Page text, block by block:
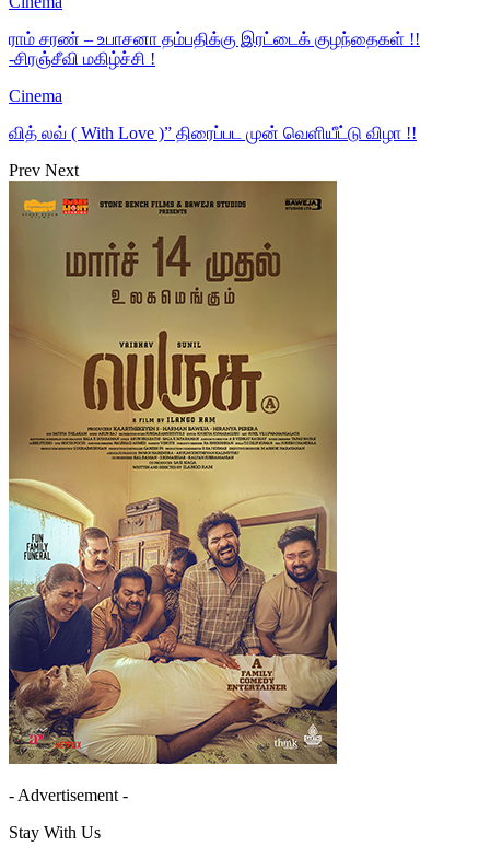
ராம் சரண் – உபாசனா தம்பதிக்கு இரட்டைக் குழந்தைகள் !!
-சிரஞ்சீவி மகிழ்ச்சி !
Cinema
வித் லவ் ( With Love )” திரைப்பட முன் வெளியீட்டு விழா !!
Prev Next
- Advertisement -
Stay With Us